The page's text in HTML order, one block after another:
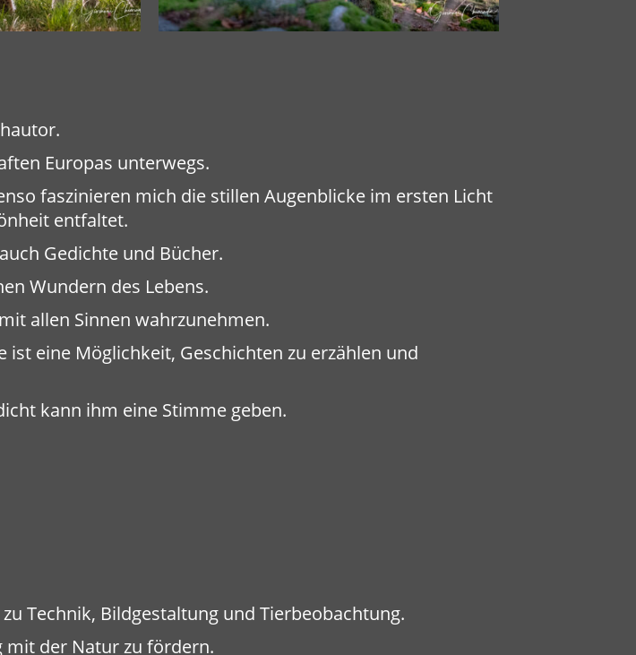
Europas unterwegs.
faszinieren mich die stillen Augenblicke im ersten Licht
entfaltet.
Gedichte und Bücher.
Wundern des Lebens.
allen Sinnen wahrzunehmen.
eine Möglichkeit, Geschichten zu erzählen und
kann ihm eine Stimme geben.
Technik, Bildgestaltung und Tierbeobachtung.
mit der Natur zu fördern.